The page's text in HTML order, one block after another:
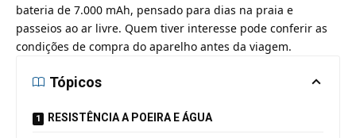
bateria de 7.000 mAh, pensado para dias na praia e
passeios ao ar livre. Quem tiver interesse pode conferir as
condições de compra do aparelho antes da viagem.
Tópicos
RESISTÊNCIA A POEIRA E ÁGUA